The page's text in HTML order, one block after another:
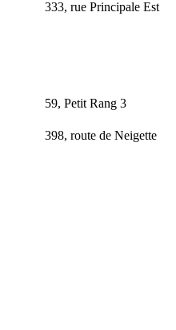
333, rue Principale Est
59, Petit Rang 3
398, route de Neigette